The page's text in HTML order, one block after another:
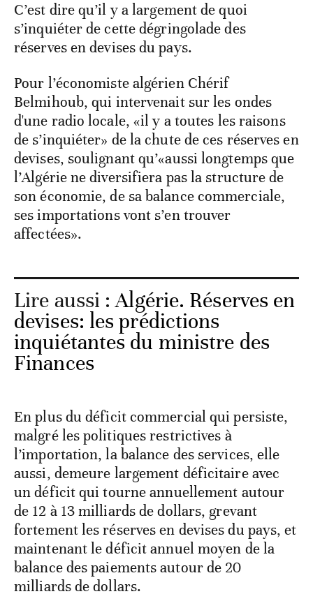
C’est dire qu’il y a largement de quoi
s’inquiéter de cette dégringolade des
réserves en devises du pays.
Pour l’économiste algérien Chérif
Belmihoub, qui intervenait sur les ondes
d'une radio locale, «il y a toutes les raisons
de s’inquiéter» de la chute de ces réserves en
devises, soulignant qu’«aussi longtemps que
l’Algérie ne diversifiera pas la structure de
son économie, de sa balance commerciale,
ses importations vont s’en trouver
affectées».
Lire aussi :Algérie. Réserves en
devises: les prédictions
inquiétantes du ministre des
Finances
En plus du déficit commercial qui persiste,
malgré les politiques restrictives à
l’importation, la balance des services, elle
aussi, demeure largement déficitaire avec
un déficit qui tourne annuellement autour
de 12 à 13 milliards de dollars, grevant
fortement les réserves en devises du pays, et
maintenant le déficit annuel moyen de la
balance des paiements autour de 20
milliards de dollars.